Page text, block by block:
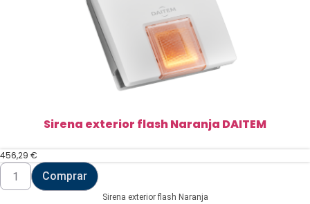
Sirena exterior flash Naranja DAITEM
456,29 €
Sirena
exterior
flash
Comprar
Sirena exterior flash Naranja